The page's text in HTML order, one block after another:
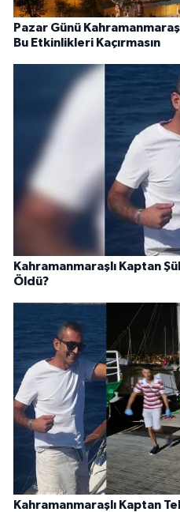
Pazar Günü
Bu Etkinlikleri Kaçırmasın
Kahramanmaraşlı Kaptan
Öldü?
Kahramanmaraşlı Kaptan